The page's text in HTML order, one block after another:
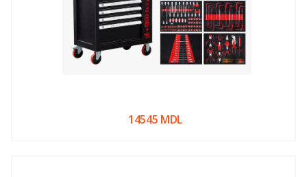
14545 MDL